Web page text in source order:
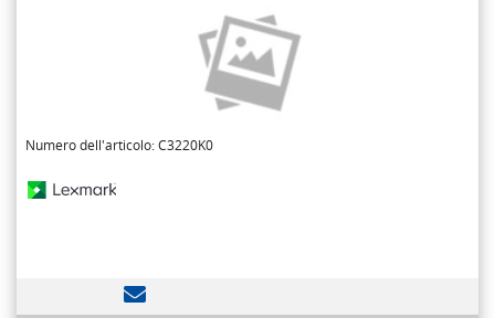
Numero dell'articolo: C3220K0